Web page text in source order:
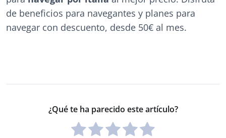
de beneficios para navegantes y planes para
navegar con descuento, desde 50€ al mes.
¿Qué te ha parecido este artículo?